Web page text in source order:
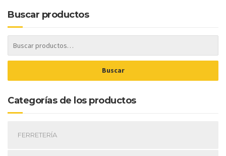
Buscar productos
Buscar
Categorías de los productos
FERRETERÍA